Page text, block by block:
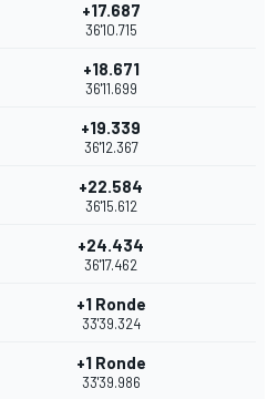
+17.687
36'10.715
+18.671
36'11.699
+19.339
36'12.367
+22.584
36'15.612
+24.434
36'17.462
+1 Ronde
33'39.324
+1 Ronde
33'39.986